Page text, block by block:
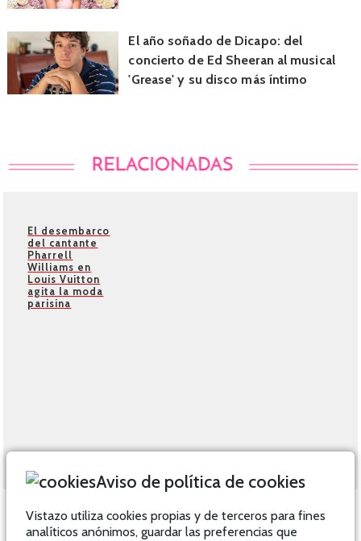
El año soñado de Dicapo: del
concierto de Ed Sheeran al musical
'Grease' y su disco más íntimo
El desembarco
del cantante
Pharrell
Williams en
Louis Vuitton
agita la moda
parisina
Aviso de política de cookies
Vistazo utiliza cookies propias y de terceros para fines
analíticos anónimos, guardar las preferencias que